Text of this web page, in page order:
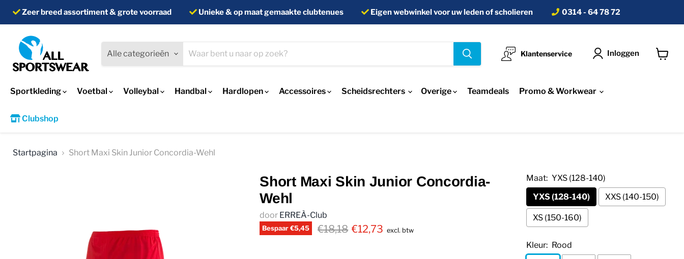
Zeer breed assortiment & grote voorraad Unieke & op maat gemaakte clubtenues Eigen webwinkel voor uw leden of scholieren 0314 - 64 78 72
Alle categorieën Klantenservice Inloggen
Sportkleding
Voetbal Volleybal Handbal Hardlopen Accessoires Scheidsrechters Overige Teamdeals Promo & Workwear
Clubshop
Startpagina Short Maxi Skin Junior Concordia-Wehl
Short Maxi Skin Junior Concordia-
Wehl
door ERREÀ-Club
Bespaar€5,45 €18,18 €12,73 excl. btw
Maat: YXS (128-140)
YXS (128-140)
XXS (140-150)
XS (150-160)
Kleur: Rood